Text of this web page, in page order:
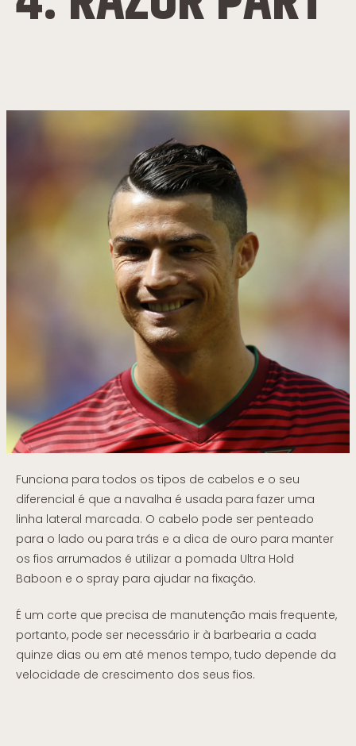
Funciona para todos os tipos de cabelos e o seu
diferencial é que a navalha é usada para fazer uma
linha lateral marcada. O cabelo pode ser penteado
para o lado ou para trás e a dica de ouro para manter
os fios arrumados é utilizar a pomada Ultra Hold
Baboon e o spray para ajudar na fixação.
É um corte que precisa de manutenção mais frequente,
portanto, pode ser necessário ir à barbearia a cada
quinze dias ou em até menos tempo, tudo depende da
velocidade de crescimento dos seus fios.